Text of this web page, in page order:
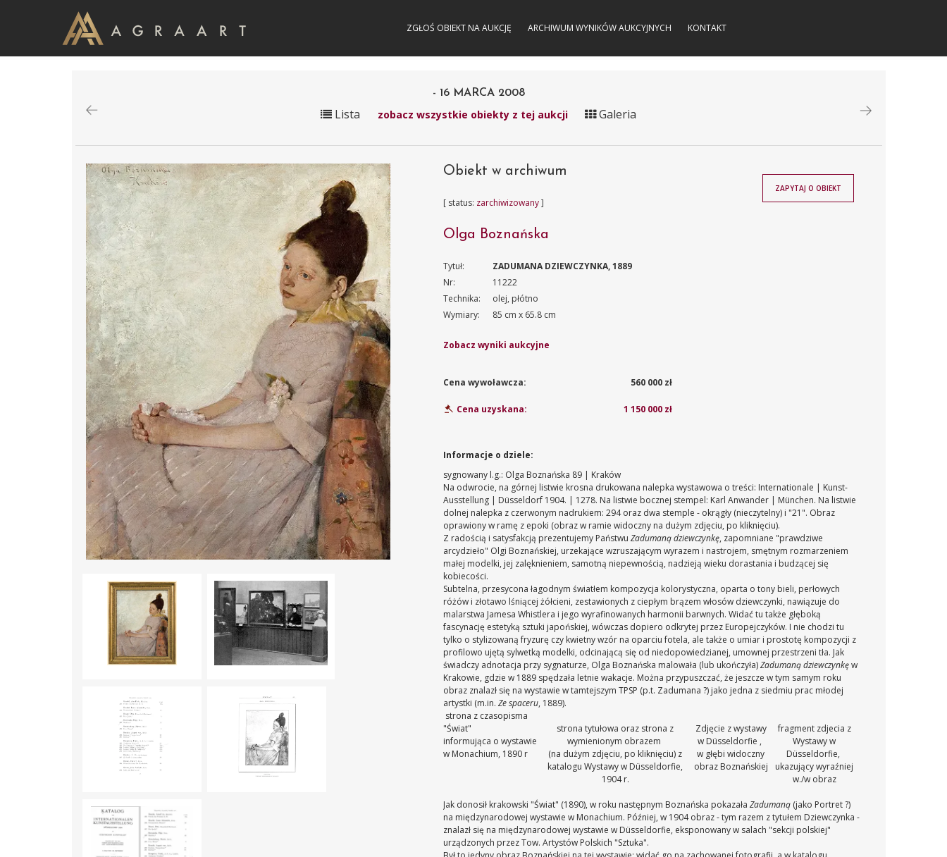
ZGŁOŚ OBIEKT NA AUKCJĘ ARCHIWUM WYNIKÓW AUKCYJNYCH KONTAKT
- 16 MARCA 2008
Lista zobacz wszystkie obiekty z tej aukcji Galeria
Obiekt w archiwum
[ status: zarchiwizowany]
Olga Boznańska
Tytuł:
ZADUMANA DZIEWCZYNKA, 1889
Nr:
11222
Technika:
olej, płótno
Wymiary:
85 cm x 65.8 cm
Zobacz wyniki aukcyjne
Cena wywoławcza: 560 000 zł
Cena uzyskana: 1 150 000 zł
ZAPYTAJ O OBIEKT
Informacje o dziele:
sygnowany l.g.: Olga Boznańska 89 | Kraków
Na odwrocie, na górnej listwie krosna drukowana nalepka wystawowa o treści: Internationale | Kunst-
Ausstellung | Düsseldorf 1904. | 1278. Na listwie bocznej stempel: Karl Anwander | München. Na listwie
dolnej nalepka z czerwonym nadrukiem: 294 oraz dwa stemple - okrągły (nieczytelny) i "21". Obraz
oprawiony w ramę z epoki (obraz w ramiewidoczny na dużym zdjęciu, po kliknięciu).
Z radością i satysfakcją prezentujemy PaństwuZadumaną dziewczynkę, zapomniane "prawdziwe
arcydzieło" Olgi Boznańskiej, urzekające wzruszającym wyrazem i nastrojem, smętnym rozmarzeniem
małej modelki, jej zalęknieniem, samotną niepewnością, nadzieją wieku dorastania i budzącej się
kobiecości.
Subtelna, przesycona łagodnym światłem kompozycja kolorystyczna, oparta o tony bieli, perłowych
różów i złotawo lśniącej żółcieni, zestawionych z ciepłym brązem włosów dziewczynki, nawiązuje do
malarstwa Jamesa Whistlera i jego wyrafinowanych harmonii barwnych. Widać tu także głęboką
fascynację estetyką sztuki japońskiej, wówczas dopiero odkrytej przez Europejczyków. I nie chodzi tu
tylko o stylizowaną fryzurę czy kwietny wzór na oparciu fotela, ale także o umiar i prostotę kompozycji z
profilowo ujętą sylwetką modelki, odcinającą się od niedopowiedzianej, umownej przestrzeni tła. Jak
świadczy adnotacja przy sygnaturze, Olga Boznańska malowała (lub ukończyła)Zadumaną dziewczynkęw
Krakowie, gdzie w 1889 spędzała letnie wakacje. Można przypuszczać, że jeszcze w tym samym roku
obraz znalazł się na wystawie w tamtejszym TPSP (p.t. Zadumana ?) jako jedna z siedmiu prac młodej
artystki (m.in.Ze spaceru, 1889).
strona z czasopisma
"Świat"
informująca o wystawie
w Monachium, 1890 r
strona tytułowa oraz strona z
wymienionym obrazem
(na dużym zdjęciu, po kliknięciu) z
katalogu Wystawy w Düsseldorfie,
1904 r.
Zdjęcie z wystawy
w Düsseldorfie ,
w głębi widoczny
obraz Boznańskiej
fragment zdjecia z
Wystawy w
Düsseldorfie,
ukazujący wyraźniej
w./w obraz
Jak donosił krakowski "Świat" (1890), w roku następnym Boznańska pokazałaZadumaną (jako Portret ?)
na międzynarodowej wystawie w Monachium. Później, w 1904 obraz - tym razem z tytułem Dziewczynka -
znalazł się na międzynarodowej wystawie w Düsseldorfie, eksponowany w salach "sekcji polskiej"
urządzonych przez Tow. Artystów Polskich "Sztuka".